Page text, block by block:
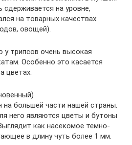
сдерживается на уровне,
на товарных качествах
овощей).
у трипсов очень высокая
Особенно это касается
цветах.
на большей части нашей страны.
него являются цветы и бутоны
как насекомое темно-
в длину чуть более 1 мм.